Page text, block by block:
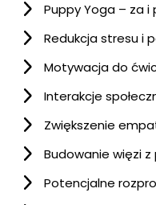
Puppy Yoga – za i
Redukcja stresu i
Motywacja do
Interakcje
Zwiększenie
Budowanie więzi
Potencjalne